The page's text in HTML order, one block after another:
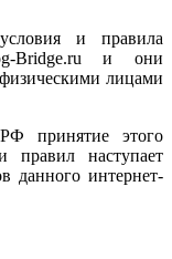
и правила
Bridge.ru и они
лицами
принятие этого
наступает
данного интернет-